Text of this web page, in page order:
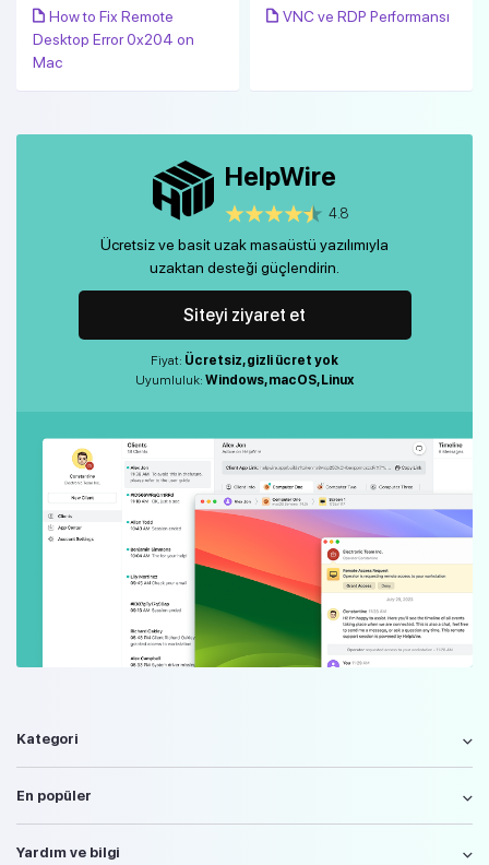
How to Fix Remote
Desktop Error 0x204 on
Mac
VNC ve RDP Performansı
HelpWire
4.8
Ücretsiz ve basit uzak masaüstü yazılımıyla
uzaktan desteği güçlendirin.
Siteyi ziyaret et
Fiyat: Ücretsiz, gizli ücret yok
Uyumluluk: Windows, macOS, Linux
Kategori
En popüler
Yardım ve bilgi